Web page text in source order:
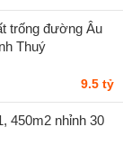
trống đường Âu
Thuý
9.5 tỷ
450m2 nhỉnh 30